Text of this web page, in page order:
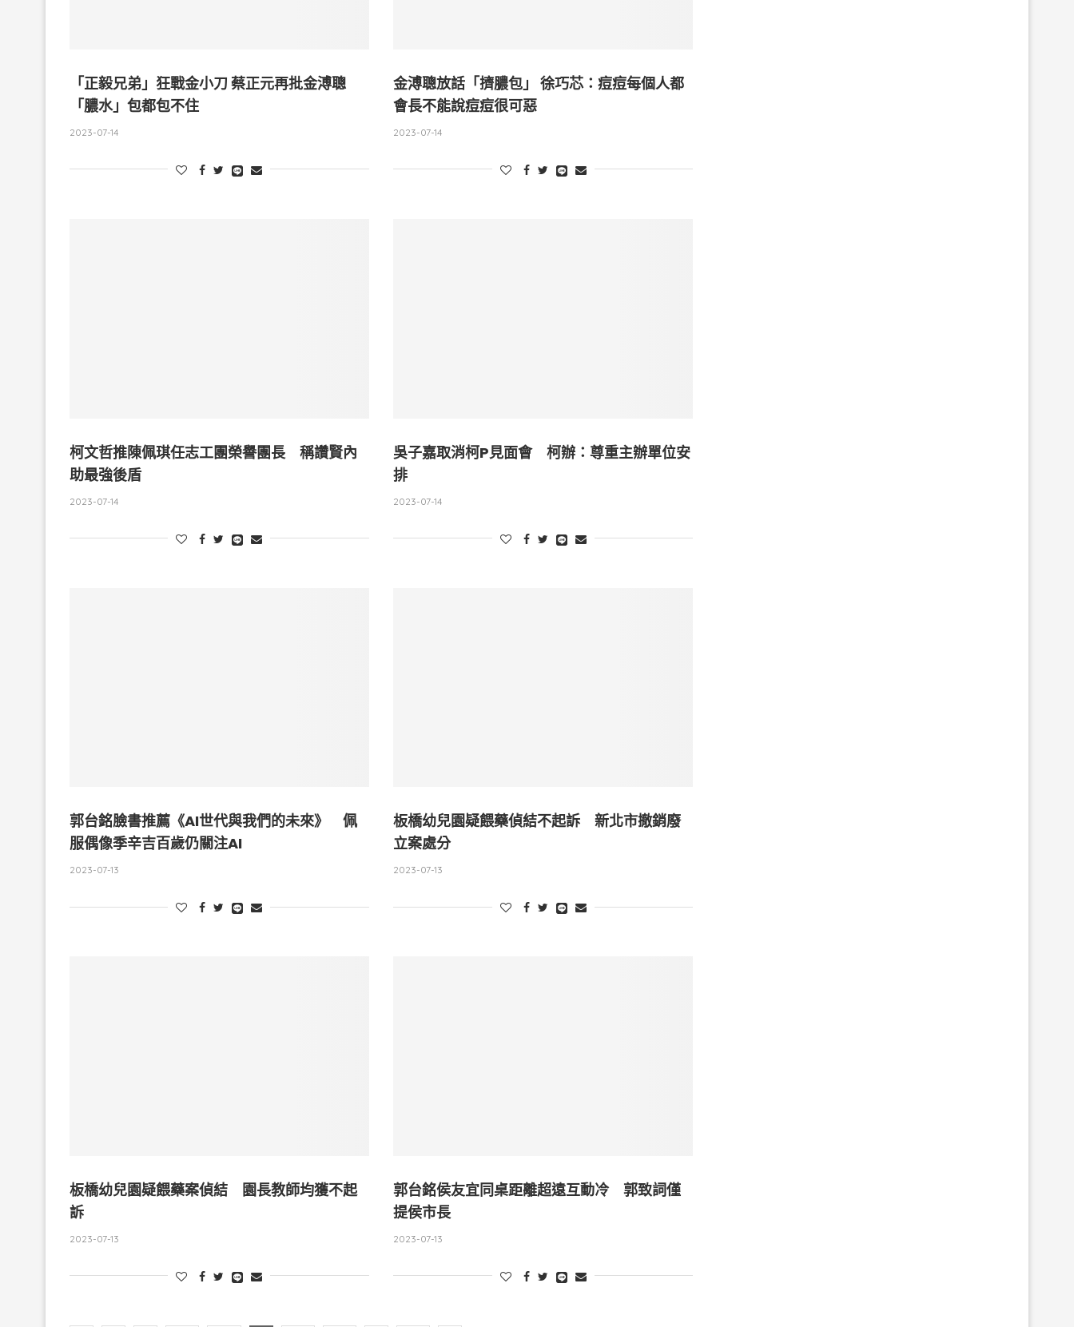
「正毅兄弟」狂戰金小刀 蔡正元再批金溥聰
「膿水」包都包不住
2023-07-14
金溥聰放話「擠膿包」 徐巧芯：痘痘每個人都
會長不能說痘痘很可惡
2023-07-14
柯文哲推陳佩琪任志工團榮譽團長 稱讚賢內
助最強後盾
2023-07-14
吳子嘉取消柯P見面會 柯辦：尊重主辦單位安
排
2023-07-14
郭台銘臉書推薦《AI世代與我們的未來》 佩
服偶像季辛吉百歲仍關注AI
2023-07-13
板橋幼兒園疑餵藥偵結不起訴 新北市撤銷廢
立案處分
2023-07-13
板橋幼兒園疑餵藥案偵結 園長教師均獲不起
訴
2023-07-13
郭台銘侯友宜同桌距離超遠互動冷 郭致詞僅
提侯市長
2023-07-13